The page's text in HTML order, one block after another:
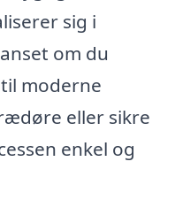
sig i
om du
moderne
eller sikre
enkel og